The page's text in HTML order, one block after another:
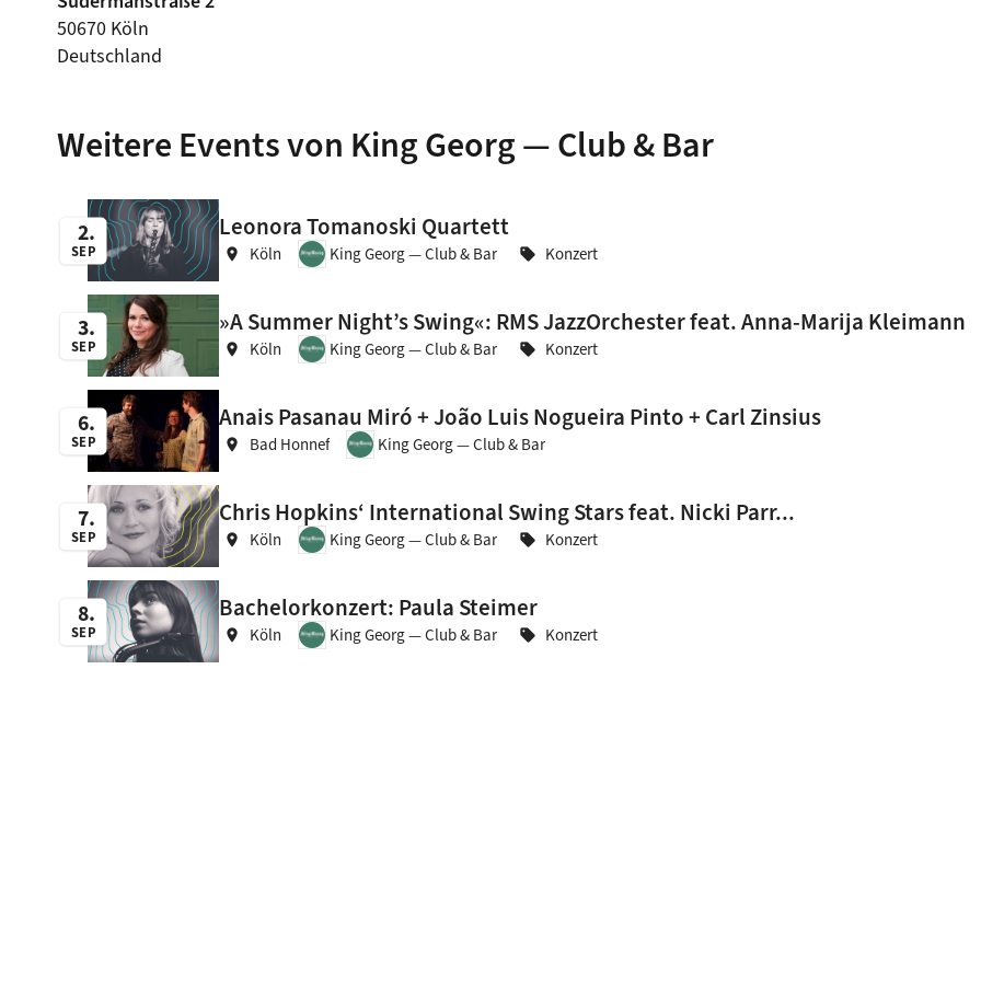
50670 Köln
Deutschland
Weitere Events von King Georg — Club & Bar
2
SEP
Leonora Tomanoski Quartett
location_on Köln King Georg — Club & Bar sell Konzert
3
SEP
»A Summer Night’s Swing«: RMS JazzOrchester feat. Anna-Marija Kleimann
location_on Köln King Georg — Club & Bar sell Konzert
6
SEP
Anais Pasanau Miró + João Luis Nogueira Pinto + Carl Zinsius
location_on Bad Honnef King Georg — Club & Bar
7
SEP
Chris Hopkins‘ International Swing Stars feat. Nicki Parr...
location_on Köln King Georg — Club & Bar sell Konzert
8
SEP
Bachelorkonzert: Paula Steimer
location_on Köln King Georg — Club & Bar sell Konzert